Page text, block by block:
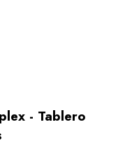
- Tablero